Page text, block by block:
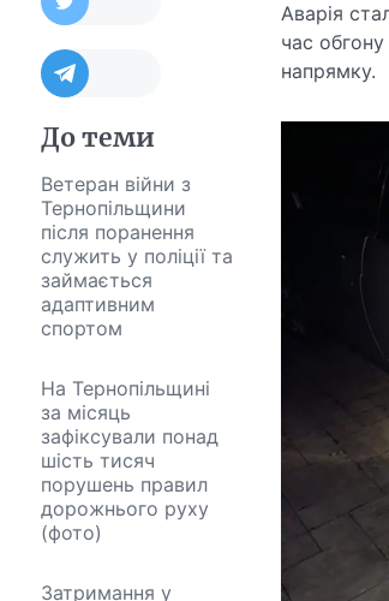
До теми
Ветеран війни з
Тернопільщини
після поранення
служить у поліції та
займається
адаптивним
спортом
На Тернопільщині
за місяць
зафіксували понад
шість тисяч
порушень правил
дорожнього руху
(фото)
Затримання у
Аварія
час
напрямку.